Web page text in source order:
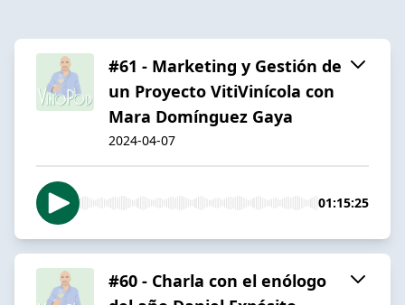
#61 - Marketing y Gestión de
un Proyecto VitiVinícola con
Mara Domínguez Gaya
2024-04-07
01:15:25
#60 - Charla con el enólogo